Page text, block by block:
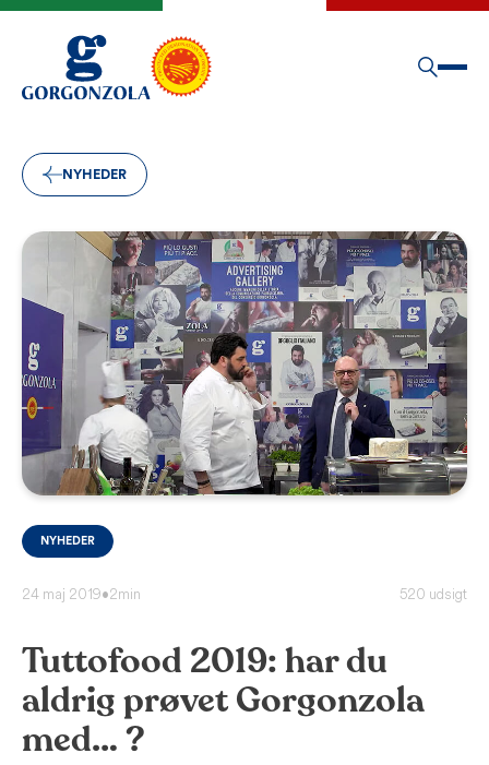
NYHEDER
NYHEDER
24 maj 2019•2min 520 udsigt
Tuttofood 2019: har du
aldrig prøvet Gorgonzola
med… ?